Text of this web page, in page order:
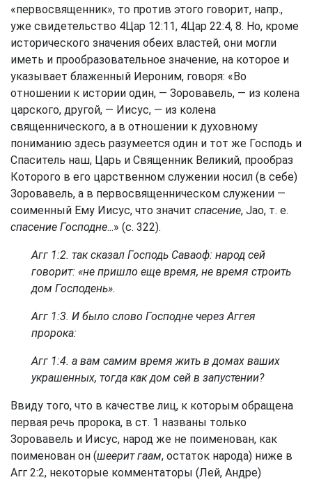
«первосвященник», то против этого говорит, напр.,
уже свидетельство 4Цар 12:11, 4Цар 22:4, 8. Но, кроме
исторического значения обеих властей, они могли
иметь и прообразовательное значение, на которое и
указывает блаженный Иероним, говоря: «Во
отношении к истории один, — Зоровавель, — из колена
царского, другой, — Иисус, — из колена
священнического, а в отношении к духовному
пониманию здесь разумеется один и тот же Господь и
Спаситель наш, Царь и Священник Великий, прообраз
Которого в его царственном служении носил (в себе)
Зоровавель, а в первосвященническом служении —
соименный Ему Иисус, что значит спасение, Jao, т. е.
спасение Господне...» (с. 322).
Агг 1:2. так сказал Господь Саваоф: народ сей
говорит: «не пришло еще время, не время строить
дом Господень».
Агг 1:3. И было слово Господне через Аггея
пророка:
Агг 1:4. а вам самим время жить в домах ваших
украшенных, тогда как дом сей в запустении?
Ввиду того, что в качестве лиц, к которым обращена
первая речь пророка, в ст. 1 названы только
Зоровавель и Иисус, народ же не поименован, как
поименован он (шеерит гаам, остаток народа) ниже в
Агг 2:2, некоторые комментаторы (Лей, Андре)